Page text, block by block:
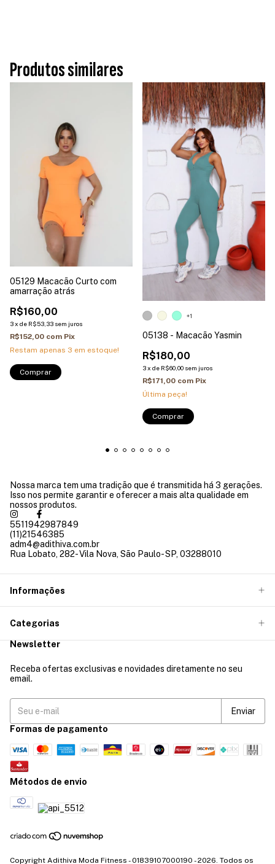
Produtos similares
05129 Macacão Curto com
amarração atrás
R$160,00
3x de R$53,33 sem juros
R$152,00 com Pix
Restam apenas 3 em estoque!
Comprar
05138 - Macacão Yasmin
R$180,00
3x de R$60,00 sem juros
R$171,00 com Pix
Última peça!
+1
Comprar
Nossa marca tem uma tradição que é transmitida há 3 gerações.
Isso nos permite garantir e oferecer a mais alta qualidade em
nossos produtos.
5511942987849
(11)21546385
adm4@adithiva.com.br
Rua Lobato, 282- Vila Nova, São Paulo- SP, 03288010
Informações
Categorias
Newsletter
Receba ofertas exclusivas e novidades diretamente no seu
email.
Formas de pagamento
Métodos de envio
Copyright Adithiva Moda Fitness - 01839107000190 - 2026. Todos os